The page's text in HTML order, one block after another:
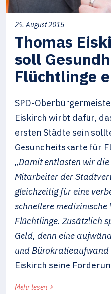
29. August 2015
Thomas
soll
Flüchtlinge
SPD-
Eiskirch wirbt dafür,
ersten Städte sein
Gesundheitskarte für
„Damit entlasten wir
Mitarbeiter der
gleichzeitig für eine
schnellere medizinische
Flüchtlinge. Zusätzlich
Geld, denn eine
und
Eiskirch seine
Mehr lesen ›